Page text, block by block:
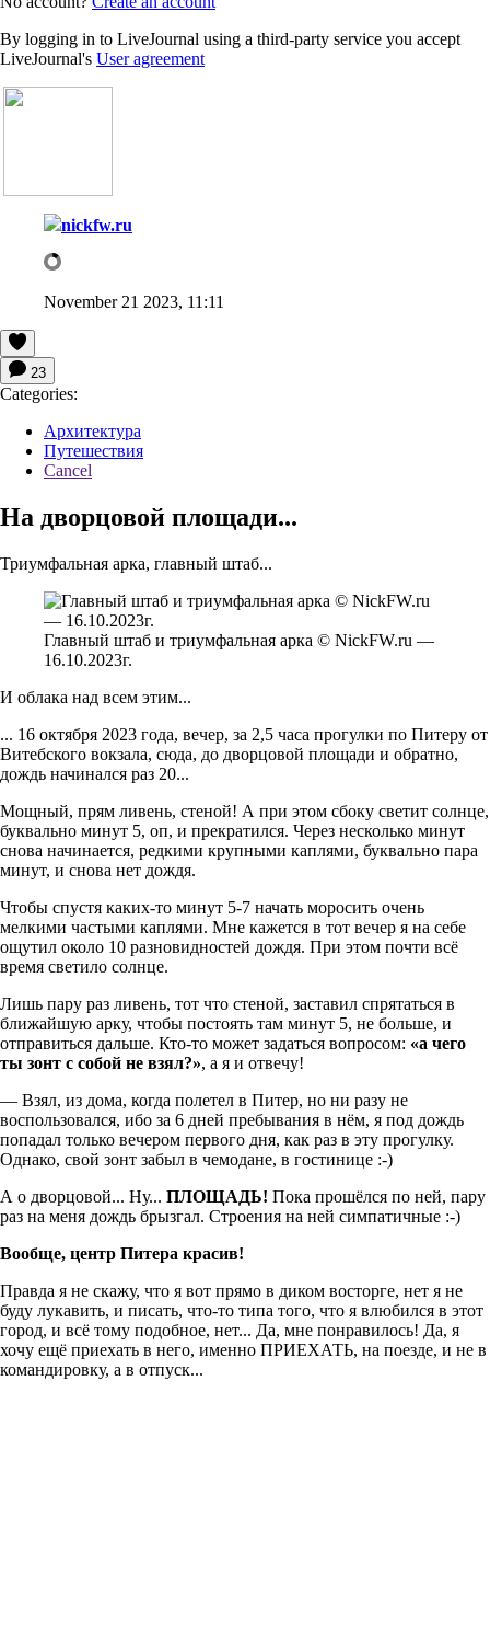
By logging in to LiveJournal using a third-party service you accept
LiveJournal's User agreement
nickfw.ru
November 21 2023, 11:11
23
Categories:
Архитектура
Путешествия
Cancel
На дворцовой площади...
Триумфальная арка, главный штаб...
Главный штаб и триумфальная арка © NickFW.ru —
16.10.2023г.
И облака над всем этим...
... 16 октября 2023 года, вечер, за 2,5 часа прогулки по Питеру от
Витебского вокзала, сюда, до дворцовой площади и обратно,
дождь начинался раз 20...
Мощный, прям ливень, стеной! А при этом сбоку светит солнце,
буквально минут 5, оп, и прекратился. Через несколько минут
снова начинается, редкими крупными каплями, буквально пара
минут, и снова нет дождя.
Чтобы спустя каких-то минут 5-7 начать моросить очень
мелкими частыми каплями. Мне кажется в тот вечер я на себе
ощутил около 10 разновидностей дождя. При этом почти всё
время светило солнце.
Лишь пару раз ливень, тот что стеной, заставил спрятаться в
ближайшую арку, чтобы постоять там минут 5, не больше, и
отправиться дальше. Кто-то может задаться вопросом: «а чего
ты зонт с собой не взял?», а я и отвечу!
— Взял, из дома, когда полетел в Питер, но ни разу не
воспользовался, ибо за 6 дней пребывания в нём, я под дождь
попадал только вечером первого дня, как раз в эту прогулку.
Однако, свой зонт забыл в чемодане, в гостинице :-)
А о дворцовой... Ну... ПЛОЩАДЬ! Пока прошёлся по ней, пару
раз на меня дождь брызгал. Строения на ней симпатичные :-)
Вообще, центр Питера красив!
Правда я не скажу, что я вот прямо в диком восторге, нет я не
буду лукавить, и писать, что-то типа того, что я влюбился в этот
город, и всё тому подобное, нет... Да, мне понравилось! Да, я
хочу ещё приехать в него, именно ПРИЕХАТЬ, на поезде, и не в
командировку, а в отпуск...